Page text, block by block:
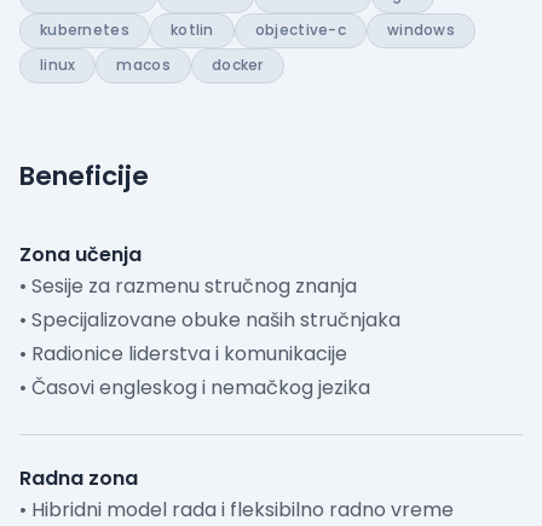
kubernetes
kotlin objective-c
windows
linux
macos docker
Beneficije
Zona učenja
• Sesije za razmenu stručnog znanja
• Specijalizovane obuke naših stručnjaka
• Radionice liderstva i komunikacije
• Časovi engleskog i nemačkog jezika
Radna zona
• Hibridni model rada i fleksibilno radno vreme